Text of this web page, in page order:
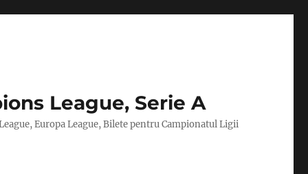
League, Serie A
Europa League, Bilete pentru Campionatul Ligii